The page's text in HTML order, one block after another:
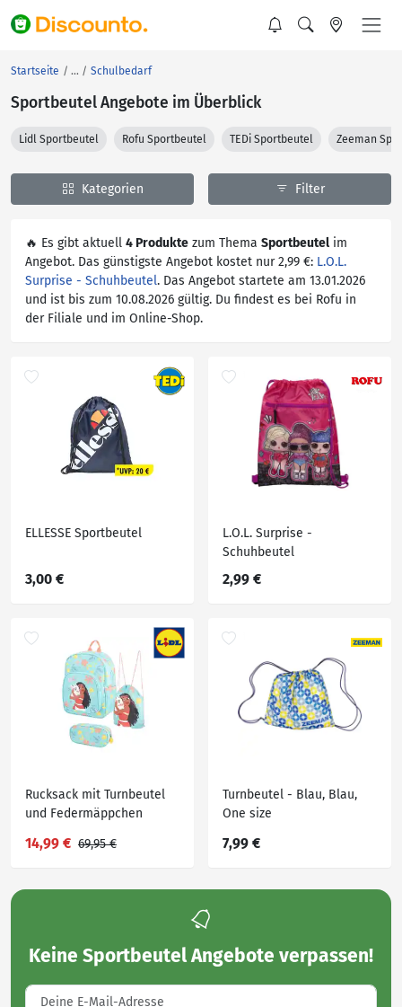
Startseite Schulbedarf
Sportbeutel Angebote im Überblick
Lidl Sportbeutel Rofu Sportbeutel TEDi Sportbeutel Zeeman
Kategorien Filter
🔥 Es gibt aktuell 4 Produkte zum Thema Sportbeutel im
Angebot. Das günstigste Angebot kostet nur 2,99 €: L.O.L.
Surprise - Schuhbeutel. Das Angebot startete am 13.01.2026
und ist bis zum 10.08.2026 gültig. Du findest es bei Rofu in
der Filiale und im Online-Shop.
ELLESSE Sportbeutel
3,00 €
L.O.L. Surprise -
Schuhbeutel
2,99 €
Rucksack mit Turnbeutel
und Federmäppchen
Stitch«
14,99 € 69,95 €
Turnbeutel - Blau, Blau,
One size
7,99 €
Keine Sportbeutel Angebote verpassen!